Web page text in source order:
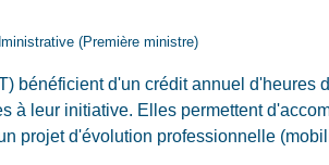
(Première ministre)
bénéficient d'un crédit annuel
à leur initiative. Elles permettent
projet d'évolution professionnelle